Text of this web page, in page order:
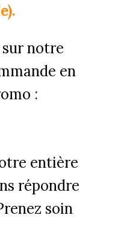
notre
en
:
entière
répondre
soin